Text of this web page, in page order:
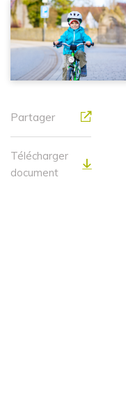
Partager
Télécharger
document